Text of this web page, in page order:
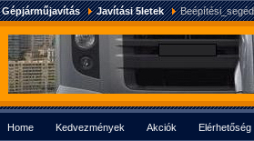
Gépjárműjavítás Javítási 5letek Beépítési_segéd
Home Kedvezmények Akciók Elérhetőség